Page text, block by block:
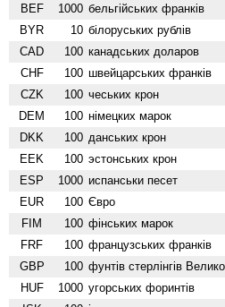
BEF 1000 бельгійських франків
BYR 10 білоруських рублів
CAD 100 канадських доларов
CHF 100 швейцарських франків
CZK 100 чеських крон
DEM 100 німецких марок
DKK 100 данських крон
EEK 100 эстонських крон
ESP 1000 испанськи песет
EUR 100 Євро
FIM 100 фінських марок
FRF 100 французських франків
GBP 100 фунтів стерлінгів
HUF 1000 угорських форинтів